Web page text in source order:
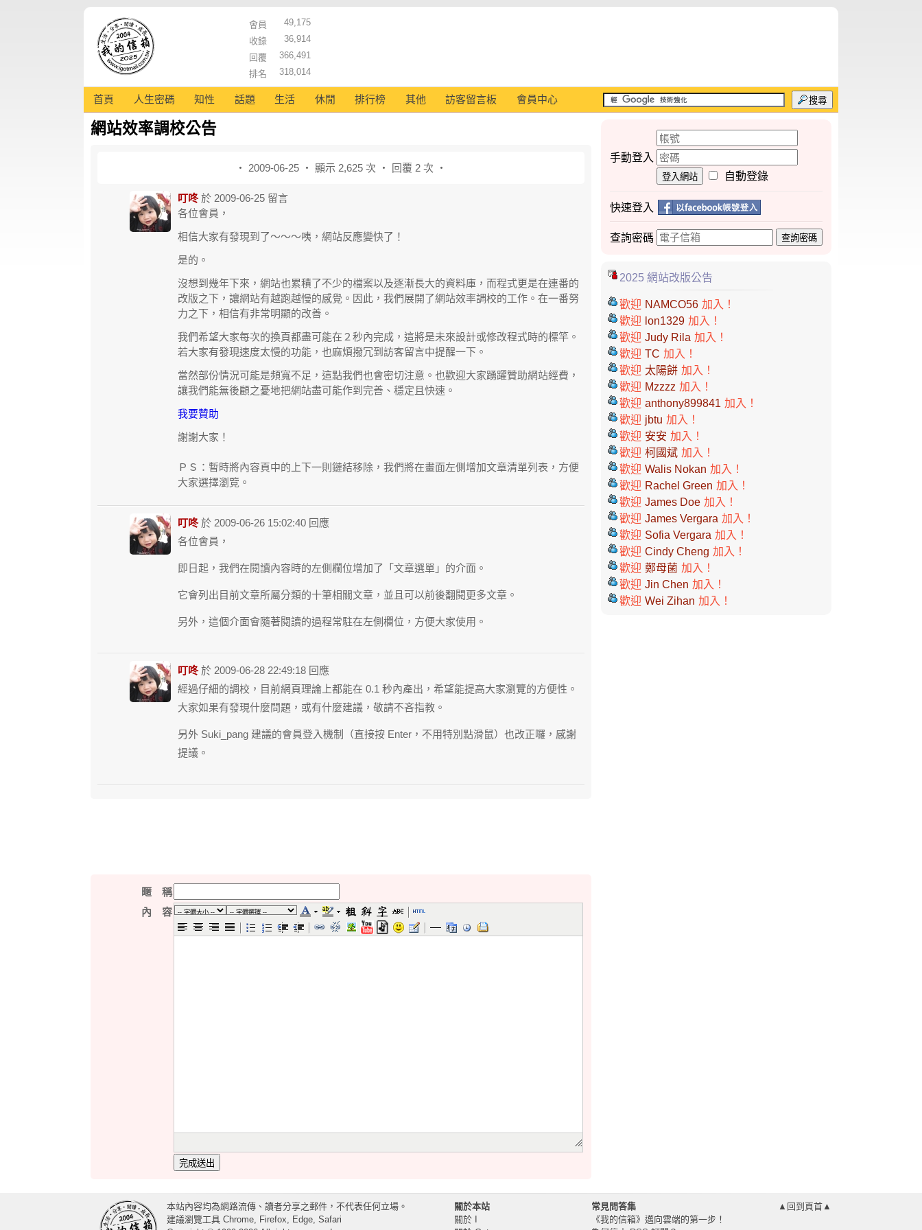
會員
49,175
收錄
36,914
回覆
366,491
排名
318,014
首頁 人生密碼 知性 話題 生活 休閒 排行榜 其他 訪客留言板 會員中心 搜尋
網站效率調校公告
‧ 2009-06-25 ‧ 顯示 2,625 次 ‧ 回覆 2 次 ‧
叮咚於 2009-06-25 留言
各位會員，
相信大家有發現到了～～～咦，網站反應變快了！
是的。
沒想到幾年下來，網站也累積了不少的檔案以及逐漸長大的資料庫，而程式更是在連番的
改版之下，讓網站有越跑越慢的感覺。因此，我們展開了網站效率調校的工作。在一番努
力之下，相信有非常明顯的改善。
我們希望大家每次的換頁都盡可能在２秒內完成，這將是未來設計或修改程式時的標竿。
若大家有發現速度太慢的功能，也麻煩撥冗到訪客留言中提醒一下。
當然部份情況可能是頻寬不足，這點我們也會密切注意。也歡迎大家踴躍贊助網站經費，
讓我們能無後顧之憂地把網站盡可能作到完善、穩定且快速。
我要贊助
謝謝大家！
ＰＳ：暫時將內容頁中的上下一則鏈結移除，我們將在畫面左側增加文章清單列表，方便
大家選擇瀏覽。
叮咚於 2009-06-26 15:02:40 回應
各位會員，
即日起，我們在閱讀內容時的左側欄位增加了「文章選單」的介面。
它會列出目前文章所屬分類的十筆相關文章，並且可以前後翻閱更多文章。
另外，這個介面會隨著閱讀的過程常駐在左側欄位，方便大家使用。
叮咚於 2009-06-28 22:49:18 回應
經過仔細的調校，目前網頁理論上都能在 0.1 秒內產出，希望能提高大家瀏覽的方便性。
大家如果有發現什麼問題，或有什麼建議，敬請不吝指教。
另外 Suki_pang 建議的會員登入機制（直接按 Enter，不用特別點滑鼠）也改正囉，感謝
提議。
暱 稱
內 容
完成送出
手動登入
登入網站 自動登錄
快速登入
查詢密碼 查詢密碼
2025 網站改版公告
歡迎 NAMCO56 加入！
歡迎 lon1329 加入！
歡迎 Judy Rila 加入！
歡迎 TC 加入！
歡迎 太陽餅 加入！
歡迎 Mzzzz 加入！
歡迎 anthony899841 加入！
歡迎 jbtu 加入！
歡迎 安安 加入！
歡迎 柯國斌 加入！
歡迎 Walis Nokan 加入！
歡迎 Rachel Green 加入！
歡迎 James Doe 加入！
歡迎 James Vergara 加入！
歡迎 Sofia Vergara 加入！
歡迎 Cindy Cheng 加入！
歡迎 鄭母菌 加入！
歡迎 Jin Chen 加入！
歡迎 Wei Zihan 加入！
本站內容均為網路流傳、讀者分享之郵件，不代表任何立場。
建議瀏覽工具 Chrome, Firefox, Edge, Safari
關於本站
關於 I
常見問答集
《我的信箱》邁向雲端的第一步！
▲回到頁首▲